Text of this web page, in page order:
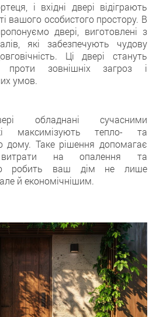
і вхідні двері відіграють
вашого особистого простору. В
двері, виготовлені з
які забезпечують чудову
Ці двері стануть
проти зовнішніх загроз і
умов.
обладнані сучасними
максимізують тепло- та
дому. Таке рішення допомагає
на опалення та
що робить ваш дім не лише
й економічнішим.